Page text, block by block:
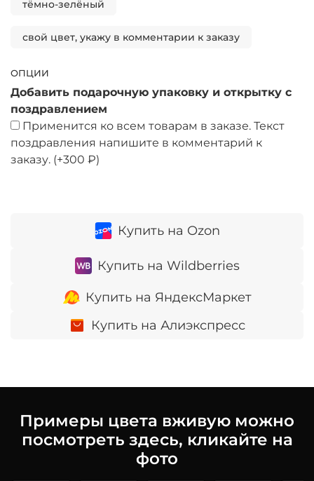
Купить на Ozon
Купить на Wildberries
Купить на ЯндексМаркет
Купить на Алиэкспресс
тёмно-зелёный
свой цвет, укажу в комментарии к заказу
ОПЦИИ
Добавить подарочную упаковку и открытку с
поздравлением
Применится ко всем товарам в заказе. Текст
поздравления напишите в комментарий к
заказу. (+300 ₽)
Примеры цвета вживую можно
посмотреть здесь, кликайте на
фото